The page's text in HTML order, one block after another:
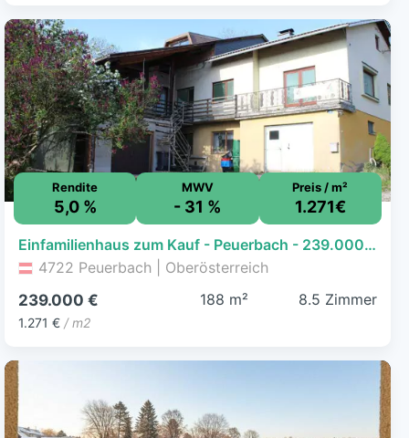
Rendite
5,0 %
MWV
- 31 %
Preis / m²
1.271€
Einfamilienhaus zum Kauf - Peuerbach - 239.000 € - 8,5 Zimmer, 188 m², 846 m² Grundstück
4722 Peuerbach | Oberösterreich
239.000 €
1.271 € / m2
188 m² 8.5 Zimmer